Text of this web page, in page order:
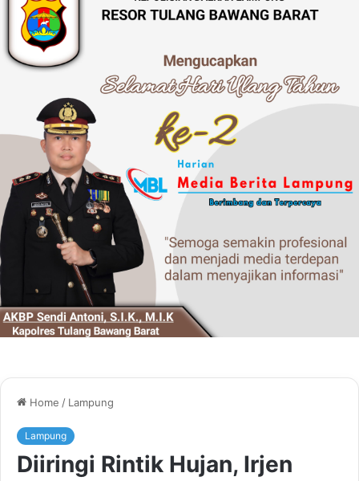
Home / Lampung
Lampung
Diiringi Rintik Hujan, Irjen